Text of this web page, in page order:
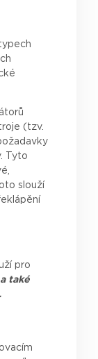
(tzv.
Tyto
slouží
pro
také